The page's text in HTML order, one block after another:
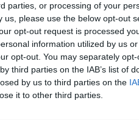
parties, or processing of your
please use the below opt-out
opt-out request is processed
information utilized by us
opt-out. You may separately
third parties on the IAB’s list of
by us to third parties on the
it to other third parties.
todėl jis
Atkinsonas,
parodė,
tačiau